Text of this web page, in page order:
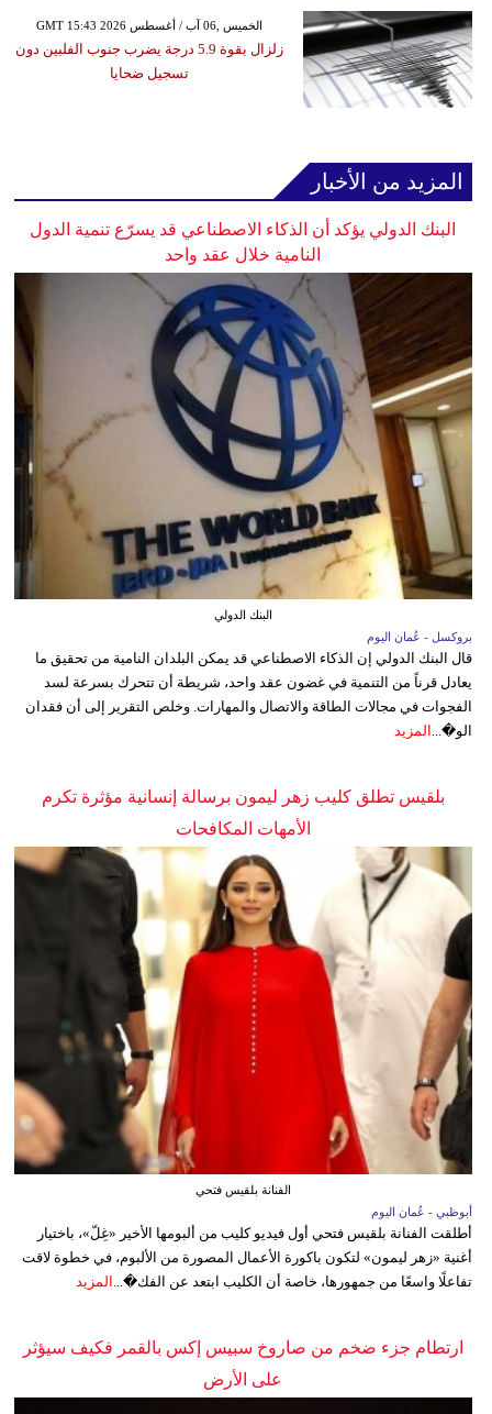
GMT 15:43 2026 الخميس ,06 آب / أغسطس
زلزال بقوة 5.9 درجة يضرب جنوب الفلبين دون
تسجيل ضحايا
المزيد من الأخبار
البنك الدولي يؤكد أن الذكاء الاصطناعي قد يسرّع تنمية الدول
النامية خلال عقد واحد
البنك الدولي
بروكسل - عُمان اليوم
قال البنك الدولي إن الذكاء الاصطناعي قد يمكن البلدان النامية من تحقيق ما
يعادل قرناً من التنمية في غضون عقد واحد، شريطة أن تتحرك بسرعة لسد
الفجوات في مجالات الطاقة والاتصال والمهارات. وخلص التقرير إلى أن فقدان
الو�... المزيد
بلقيس تطلق كليب زهر ليمون برسالة إنسانية مؤثرة تكرم
الأمهات المكافحات
الفنانة بلقيس فتحي
أبوظبي - عُمان اليوم
أطلقت الفنانة بلقيس فتحي أول فيديو كليب من ألبومها الأخير «غِلّ»، باختيار
أغنية «زهر ليمون» لتكون باكورة الأعمال المصورة من الألبوم، في خطوة لاقت
تفاعلًا واسعًا من جمهورها، خاصة أن الكليب ابتعد عن الفك�... المزيد
ارتطام جزء ضخم من صاروخ سبيس إكس بالقمر فكيف سيؤثر
على الأرض